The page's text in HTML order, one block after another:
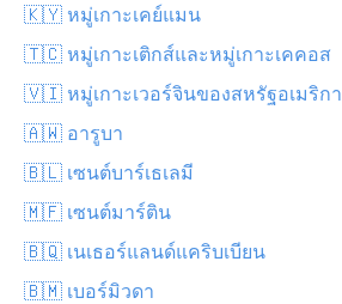
🇰🇾 หมู่เกาะเคย์แมน
🇹🇨 หมู่เกาะเติกส์และหมู่เกาะเคคอส
🇻🇮 หมู่เกาะเวอร์จินของสหรัฐอเมริกา
🇦🇼 อารูบา
🇧🇱 เซนต์บาร์เธเลมี
🇲🇫 เซนต์มาร์ติน
🇧🇶 เนเธอร์แลนด์แคริบเบียน
🇧🇲 เบอร์มิวดา